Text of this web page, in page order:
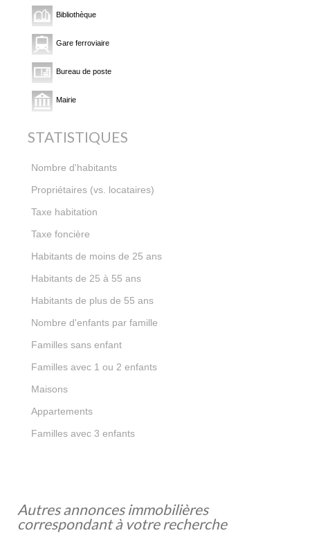
Bibliothèque
Gare ferroviaire
Bureau de poste
Mairie
STATISTIQUES
Nombre d'habitants
Propriétaires (vs. locataires)
Taxe habitation
Taxe foncière
Habitants de moins de 25 ans
Habitants de 25 à 55 ans
Habitants de plus de 55 ans
Nombre d'enfants par famille
Familles sans enfant
Familles avec 1 ou 2 enfants
Maisons
Appartements
Familles avec 3 enfants
autres annonces immobilières
correspondant à votre recherche